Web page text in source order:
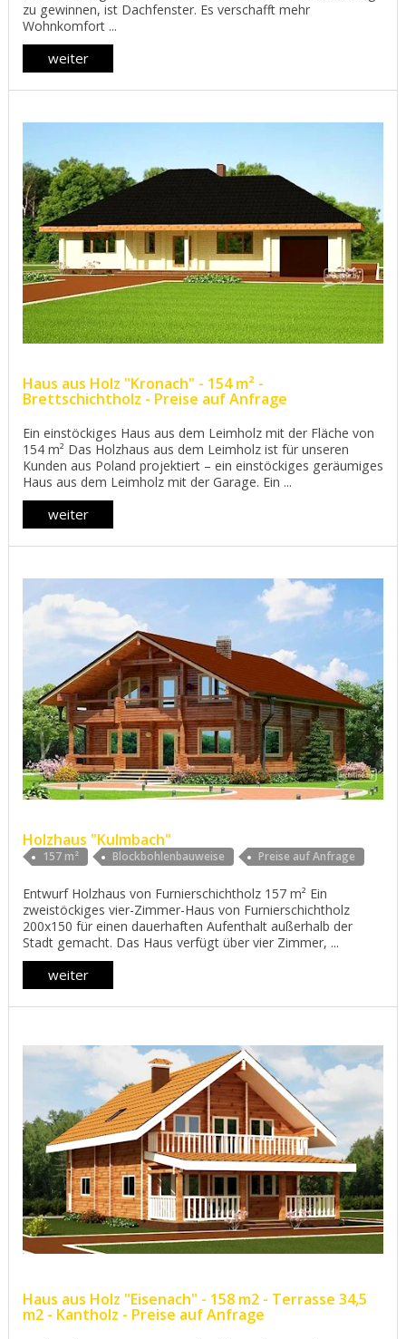
zu gewinnen, ist Dachfenster. Es verschafft mehr
Wohnkomfort ...
weiter
Haus aus Holz "Kronach" - 154 m² -
Brettschichtholz - Preise auf Anfrage
Ein einstöckiges Haus aus dem Leimholz mit der Fläche von
154 m² Das Holzhaus aus dem Leimholz ist für unseren
Kunden aus Poland projektiert – ein einstöckiges geräumiges
Haus aus dem Leimholz mit der Garage. Ein ...
weiter
Holzhaus "Kulmbach"
157 m² Blockbohlenbauweise Preise auf Anfrage
Entwurf Holzhaus von Furnierschichtholz 157 m² Ein
zweistöckiges vier-Zimmer-Haus von Furnierschichtholz
200x150 für einen dauerhaften Aufenthalt außerhalb der
Stadt gemacht. Das Haus verfügt über vier Zimmer, ...
weiter
Haus aus Holz "Eisenach" - 158 m2 - Terrasse 34,5
m2 - Kantholz - Preise auf Anfrage